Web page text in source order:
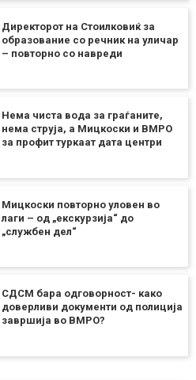
Директорот на Стоилковиќ за
образование со речник на уличар
– повторно со навреди
Нема чиста вода за граѓаните,
нема струја, а Мицкоски и ВМРО
за профит туркаат дата центри
Мицкоски повторно уловен во
лаги – од „екскурзија“ до
„службен дел“
СДСМ бара одговорност- како
доверливи документи од полиција
завршија во ВМРО?